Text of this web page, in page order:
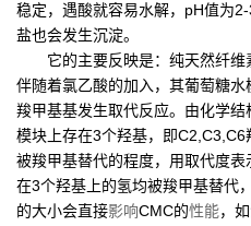
稳定，遇酸就容易水解，pH值为
盐也会发生沉淀。
它的主要反映是：纯天然纤维
伴随着氯乙酸的加入，其葡萄糖
羧甲基基发生取代反应。由化学
模块上存在3个羟基，即
被羧甲基替代的程度，用取代度
在3个羟基上的氢均被羧甲基替代
的大小会直接影响CMC的性能，如